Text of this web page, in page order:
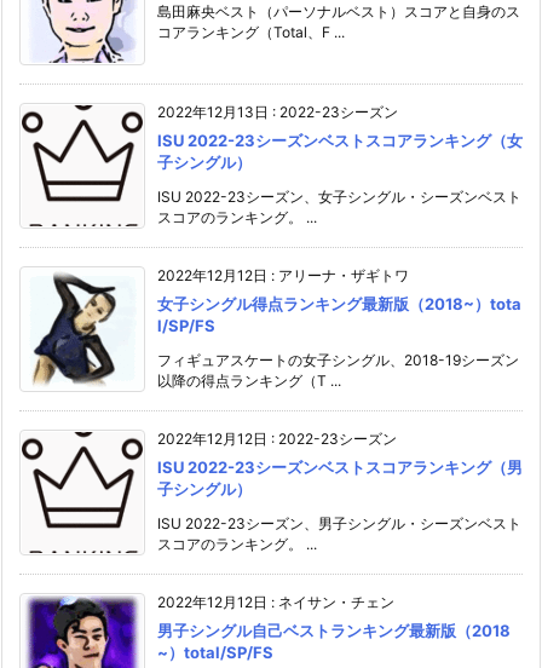
島田麻央ベスト（パーソナルベスト）スコアと自身のス
コアランキング（Total、F ...
2022年12月13日 : 2022-23シーズン
ISU 2022-23シーズンベストスコアランキング（女
子シングル）
ISU 2022-23シーズン、女子シングル・シーズンベスト
スコアのランキング。 ...
2022年12月12日 : アリーナ・ザギトワ
女子シングル得点ランキング最新版（2018~）tota
l/SP/FS
フィギュアスケートの女子シングル、2018-19シーズン
以降の得点ランキング（T ...
2022年12月12日 : 2022-23シーズン
ISU 2022-23シーズンベストスコアランキング（男
子シングル）
ISU 2022-23シーズン、男子シングル・シーズンベスト
スコアのランキング。 ...
2022年12月12日 : ネイサン・チェン
男子シングル自己ベストランキング最新版（2018
~）total/SP/FS